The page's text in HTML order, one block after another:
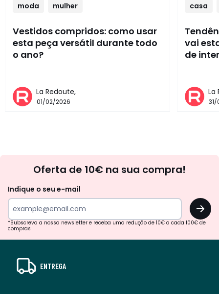
moda mulher
Vestidos compridos: como usar
esta peça versátil durante todo
o ano?
La Redoute,
01/02/2026
casa
vai
de
La
Oferta de 10€ na sua compra!
Indique o seu e-mail
OK
*Subscreva a nossa newsletter e receba uma redução de 10€ a cada 100€ de
compras
ENTREGA